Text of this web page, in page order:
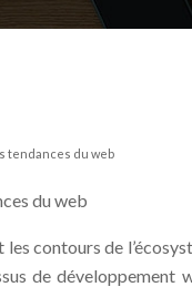
tendances du web
du web
contours de
de